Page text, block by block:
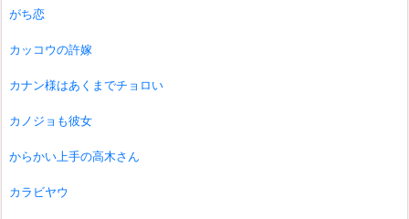
がち恋
カッコウの許嫁
カナン様はあくまでチョロい
カノジョも彼女
からかい上手の高木さん
カラビヤウ